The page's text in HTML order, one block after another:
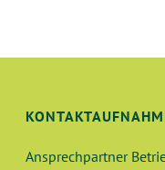
Ansprechpartner